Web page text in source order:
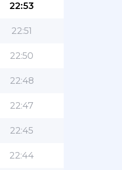
22:53
22:51
22:50
22:48
22:47
22:45
22:44